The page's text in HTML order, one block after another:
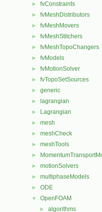
► fvConstraints
► fvMeshDistributors
► fvMeshMovers
► fvMeshStitchers
► fvMeshTopoChangers
► fvModels
► fvMotionSolver
► fvTopoSetSources
► generic
► lagrangian
► Lagrangian
► mesh
► meshCheck
► meshTools
►
► motionSolvers
► multiphaseModels
► ODE
▼ OpenFOAM
► algorithms